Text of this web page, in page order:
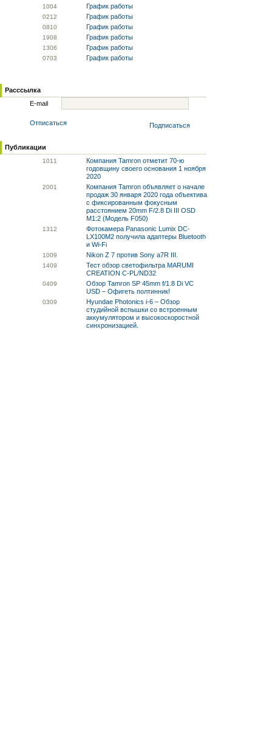
1004 График работы
0212 График работы
0810 График работы
1908 График работы
1306 График работы
0703 График работы
Расссылка
E-mail
Отписаться Подписаться
Публикации
1011
Компания Tamron отметит 70-ю
годовщину своего основания 1 ноября
2020
2001
Компания Tamron объявляет о начале
продаж 30 января 2020 года объектива
с фиксированным фокусным
расстоянием 20mm F/2.8 Di III OSD
M1:2 (Модель F050)
1312
Фотокамера Panasonic Lumix DC-
LX100M2 получила адаптеры Bluetooth
и Wi-Fi
1009 Nikon Z 7 против Sony a7R III.
1409
Тест обзор светофильтра MARUMI
CREATION C-PL/ND32
0409
Обзор Tamron SP 45mm f/1.8 Di VC
USD – Офигеть полтинник!
0309
Hyundae Photonics i-6 – Обзор
студийной вспышки со встроенным
аккумулятором и высокоскоростной
синхронизацией.